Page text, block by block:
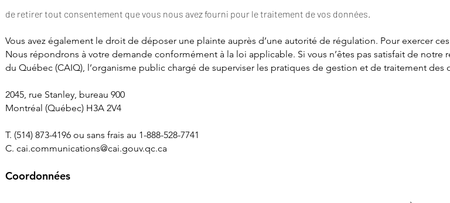
de retirer tout consentement que vous nous avez fourni pour le traitement de vos données.
Vous avez également le droit de déposer une plainte auprès d’une autorité de régulation. Pour exercer
Nous répondrons à votre demande conformément à la loi applicable. Si vous n’êtes pas satisfait de
du Québec (CAIQ), l’organisme public chargé de superviser les pratiques de gestion et de traitement des
2045, rue Stanley, bureau 900
Montréal (Québec) H3A 2V4
T. (514) 873-4196 ou sans frais au 1-888-528-7741
C. cai.communications@cai.gouv.qc.ca
Coordonnées